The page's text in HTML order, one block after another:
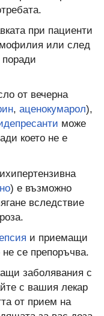
при пациенти
или след
поради
от вечерна
, аценокумарол),
може
което не е
) е възможно
вследствие
и приемащи
се препоръчва.
заболявания с
с вашия лекар
от прием на